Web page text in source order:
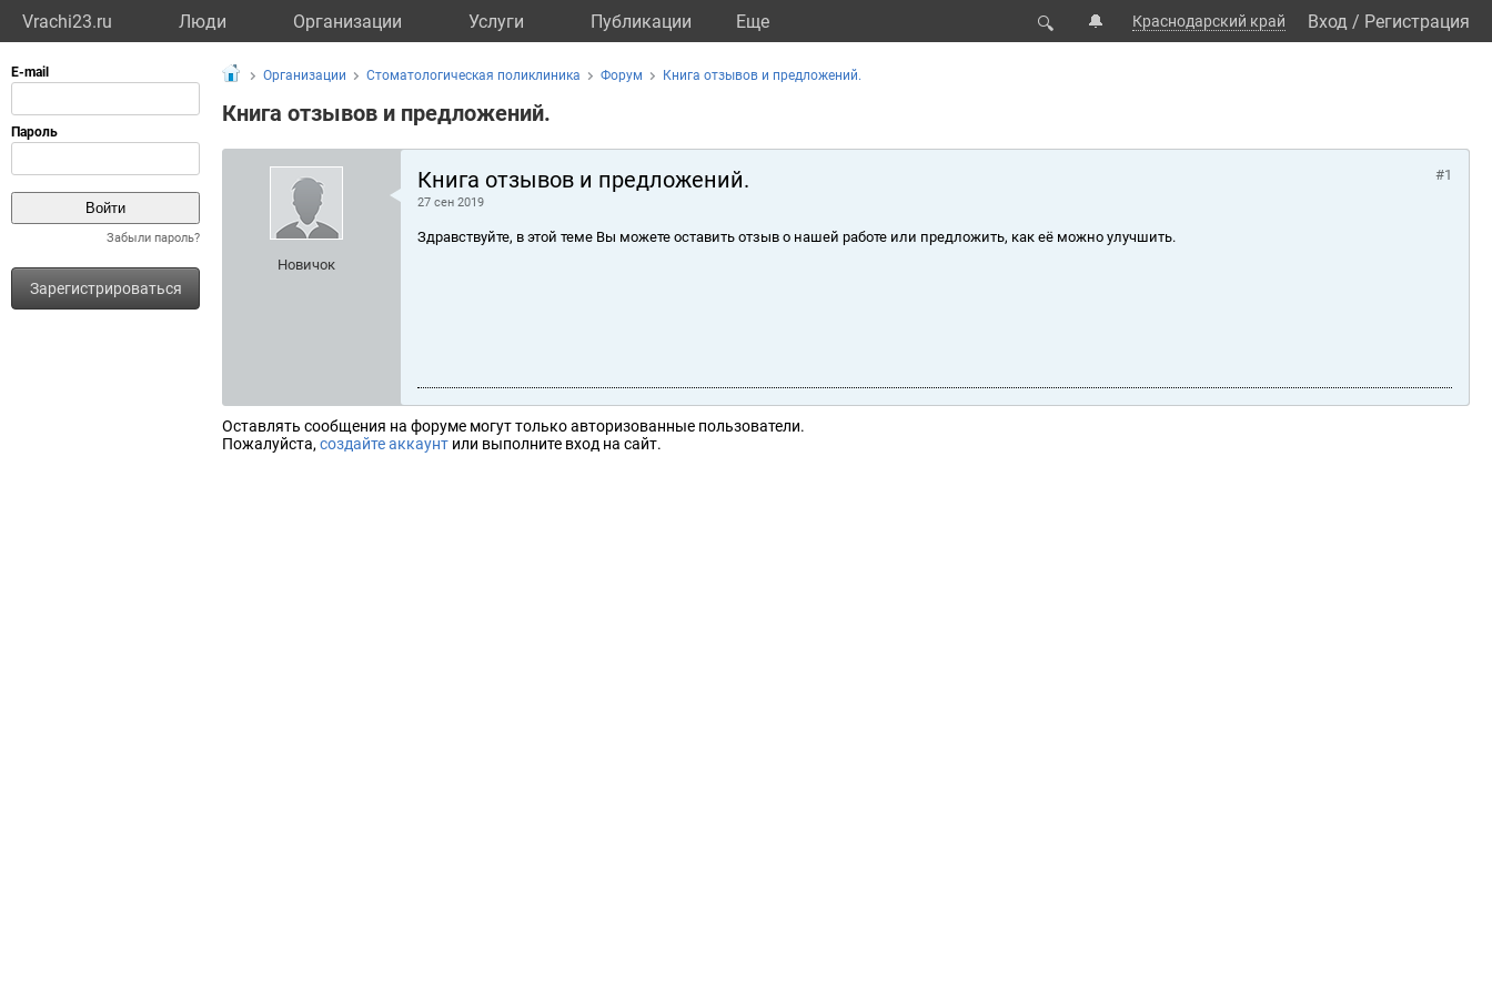
Vrachi23.ru Люди Организации Услуги Публикации Eще 🔍 🔔 Краснодарский край Вход / Регистрация
Забыли пароль?
Зарегистрироваться
Организации Стоматологическая поликлиника Форум Книга отзывов и предложений.
Книга отзывов и предложений.
Новичок
Книга отзывов и предложений.
27 сен 2019
#1
Здравствуйте, в этой теме Вы можете оставить отзыв о нашей работе или предложить, как её можно улучшить.
Оставлять сообщения на форуме могут только авторизованные пользователи.
Пожалуйста, создайте аккаунт или выполните вход на сайт.